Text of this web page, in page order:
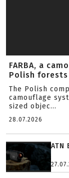
FARBA, a
Polish forests
The Polish
camouflage
sized objec...
28.07.2026
ATN